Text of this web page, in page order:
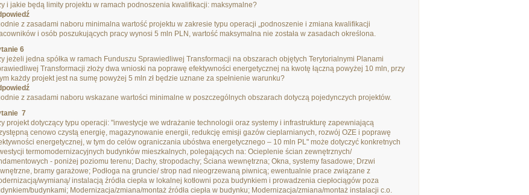
i jakie będą limity projektu w ramach podnoszenia kwalifikacji: maksymalne?
z zasadami naboru minimalna wartość projektu w zakresie typu operacji „podnoszenie i zmiana kwalifikacji
i osób poszukujących pracy wynosi 5 mln PLN, wartość maksymalna nie została w zasadach określona.
6
jeżeli jedna spółka w ramach Funduszu Sprawiedliwej Transformacji na obszarach objętych Terytorialnymi Planami
Transformacji złoży dwa wnioski na poprawę efektywności energetycznej na kwotę łączną powyżej 10 mln, przy
każdy projekt jest na sumę powyżej 5 mln zł będzie uznane za spełnienie warunku?
z zasadami naboru wskazane wartości minimalne w poszczególnych obszarach dotyczą pojedynczych projektów.
7
projekt dotyczący typu operacji: "inwestycje we wdrażanie technologii oraz systemy i infrastrukturę zapewniającą
cenowo czystą energię, magazynowanie energii, redukcję emisji gazów cieplarnianych, rozwój OZE i poprawę
energetycznej, w tym do celów ograniczania ubóstwa energetycznego – 10 mln PL" może dotyczyć konkretnych
termomodernizacyjnych budynków mieszkalnych, polegających na: Ocieplenie ścian zewnętrznych/
- poniżej poziomu terenu; Dachy, stropodachy; Ściana wewnętrzna; Okna, systemy fasadowe; Drzwi
bramy garażowe; Podłoga na gruncie/ strop nad nieogrzewaną piwnicą; ewentualnie prace związane z
wymianą/ instalacją źródła ciepła w lokalnej kotłowni poza budynkiem i prowadzenia ciepłociągów poza
budynkami; Modernizacja/zmiana/montaż źródła ciepła w budynku; Modernizacja/zmiana/montaż instalacji c.o.